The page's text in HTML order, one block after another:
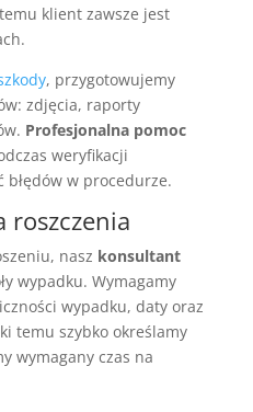
klient zawsze jest
, przygotowujemy
zdjęcia, raporty
Profesjonalna pomoc
weryfikacji
w procedurze.
roszczenia
nasz konsultant
wypadku. Wymagamy
wypadku, daty oraz
temu szybko określamy
wymagany czas na